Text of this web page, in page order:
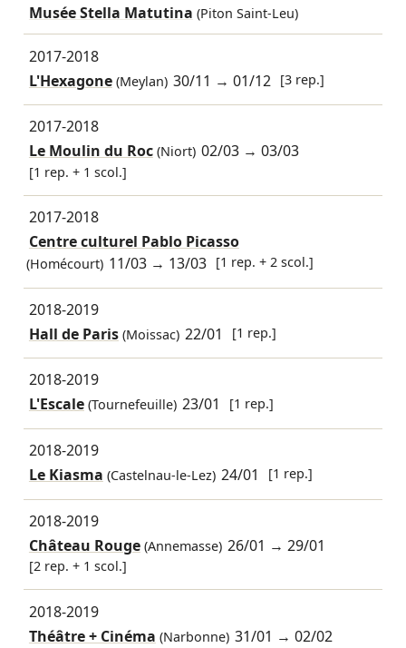
Musée Stella Matutina (Piton Saint-Leu)
2017-2018
L'Hexagone(Meylan) 30/11 →01/12 [3 rep.]
2017-2018
Le Moulin du Roc(Niort) 02/03 →03/03
[1 rep. + 1 scol.]
2017-2018
Centre culturel Pablo Picasso
(Homécourt) 11/03 → 13/03 [1 rep. + 2 scol.]
2018-2019
Hall de Paris(Moissac) 22/01 [1 rep.]
2018-2019
L'Escale(Tournefeuille) 23/01 [1 rep.]
2018-2019
Le Kiasma (Castelnau-le-Lez) 24/01 [1 rep.]
2018-2019
Château Rouge(Annemasse) 26/01 →29/01
[2 rep. + 1 scol.]
2018-2019
Théâtre + Cinéma (Narbonne) 31/01 →02/02